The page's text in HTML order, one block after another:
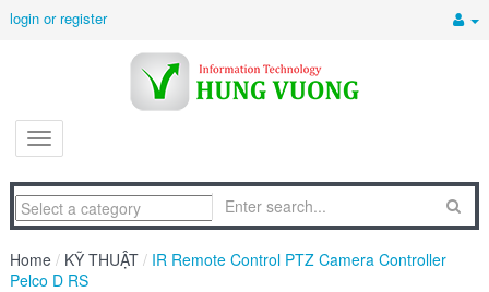
login or register
Home / KỸ THUẬT / IR Remote Control PTZ Camera Controller
Pelco D RS